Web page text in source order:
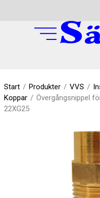
Start / Produkter / VVS /
Koppar / Övergångsnippel
22XG25